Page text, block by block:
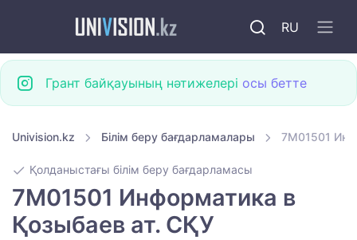
RU
Грант байқауының нәтижелері осы бетте
Univision.kz Білім беру бағдарламалары 7M01501
Қолданыстағы білім беру бағдарламасы
7M01501 Информатика в
Қозыбаев ат. СҚУ